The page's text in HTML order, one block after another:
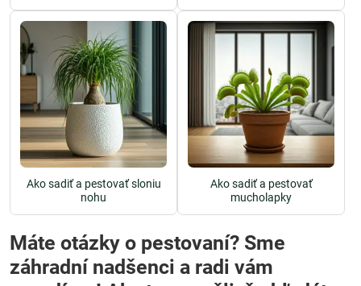
Ako sadiť a pestovať sloniu
nohu
Ako sadiť a pestovať
mucholapky
Máte otázky o pestovaní? Sme
záhradní nadšenci a radi vám